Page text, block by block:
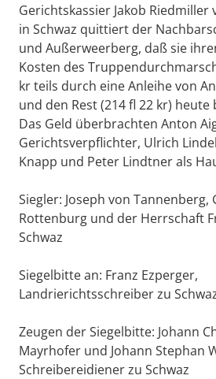
Gerichtskassier Jakob
in Schwaz quittiert der
und Außerweerberg, daß sie
Kosten des
kr teils durch eine Anleihe von
und den Rest (214 fl 22 kr)
Das Geld überbrachten Anton
Gerichtsverpflichter, Ulrich
Knapp und Peter Lindtner als
Siegler: Joseph von
Rottenburg und der Herrschaft
Schwaz
Siegelbitte an: Franz Ezperger,
Landrierichtsschreiber zu
Zeugen der Siegelbitte: Johann
Mayrhofer und Johann Stephan
Schreibereidiener zu Schwaz